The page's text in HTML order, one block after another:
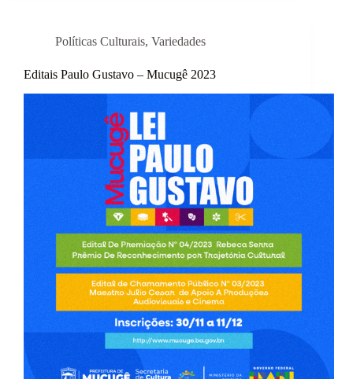
Políticas Culturais, Variedades
Editais Paulo Gustavo – Mucugê 2023